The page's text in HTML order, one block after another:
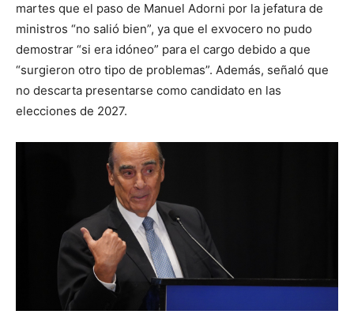
martes que el paso de Manuel Adorni por la jefatura de
ministros “no salió bien”, ya que el exvocero no pudo
demostrar “si era idóneo” para el cargo debido a que
“surgieron otro tipo de problemas”. Además, señaló que
no descarta presentarse como candidato en las
elecciones de 2027.